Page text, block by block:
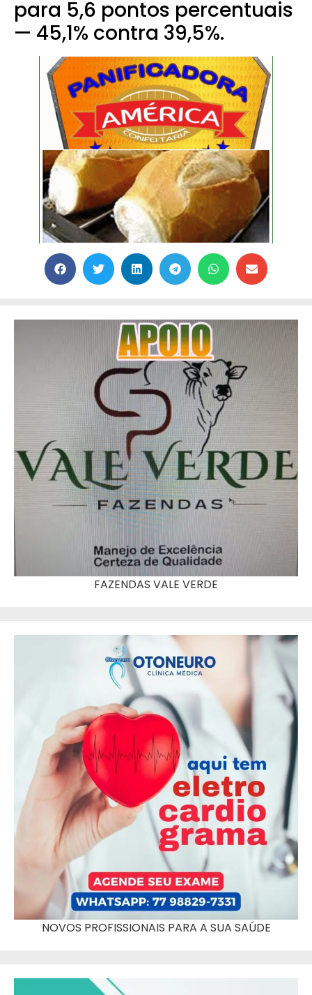
para 5,6 pontos percentuais
— 45,1% contra 39,5%.
FAZENDAS VALE VERDE
NOVOS PROFISSIONAIS PARA A SUA SAÚDE